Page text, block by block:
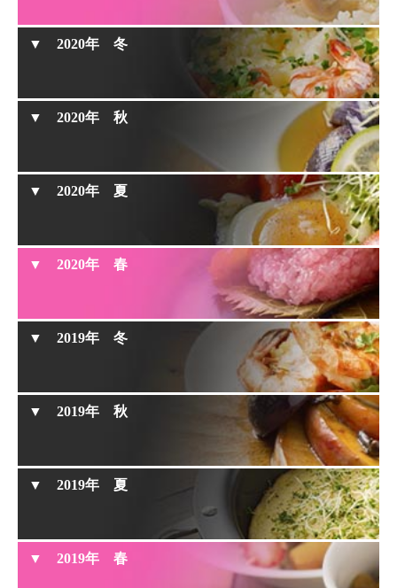
新食感スイーツ『いちごのクラフティ』
ほろ苦さがクセになる『キャラメルりんごケー
グルテンフリーでも美味しく『米粉のチヂミ』
ひよこ豆のプリン ～グルテンフリー～
ブロッコリーのくたくた炒め
鹿児島名物 かるかんまんじゅう
鉄鍋で作るおばんざいカレー風味の肉じゃが
卵焼き器で作るヘルシーおやつ甘酒フロランタン
鉄鍋で作る枝豆のペペロンチーノ
パン粉とアンチョビのスパゲティー
洋風いかめし
菜の花とアンチョビのスパゲティー
卵焼き器で作る四角たこ焼き
サンフランシスコ風豆乳のクラムチャウダー
豚肉の中華風混ぜごはん
アーモンドミルクのクリームスパゲティー
塩麹チキン炊き込みごはん
※ 2021年春は動画をお休みさせていただきました。
2020年 冬
さば缶のパスタ
白身魚の香草パン粉焼き
2020年 秋
きのこのブルスケッタ
ブロッコリーのペペロンチーノ
2020年 夏
フライパンでモーニングセット
2020年 春
蒸し八宝菜
2019年 冬
ピーカンナッツのキャラメリゼ
2019年 秋
なめたけと梅干しの茶碗蒸し
2019年 夏
ベジブロスだし巻き
2019年 春